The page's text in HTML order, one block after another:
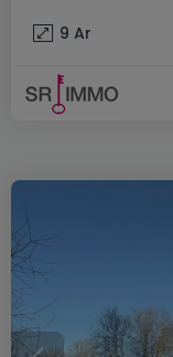
9 Ar